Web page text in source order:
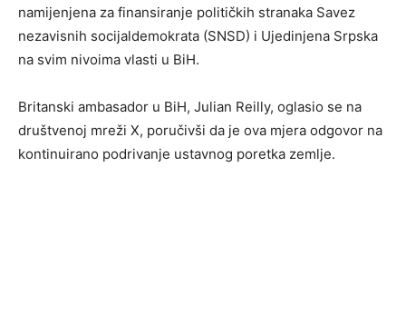
namijenjena za finansiranje političkih stranaka Savez
nezavisnih socijaldemokrata (SNSD) i Ujedinjena Srpska
na svim nivoima vlasti u BiH.
Britanski ambasador u BiH, Julian Reilly, oglasio se na
društvenoj mreži X, poručivši da je ova mjera odgovor na
kontinuirano podrivanje ustavnog poretka zemlje.